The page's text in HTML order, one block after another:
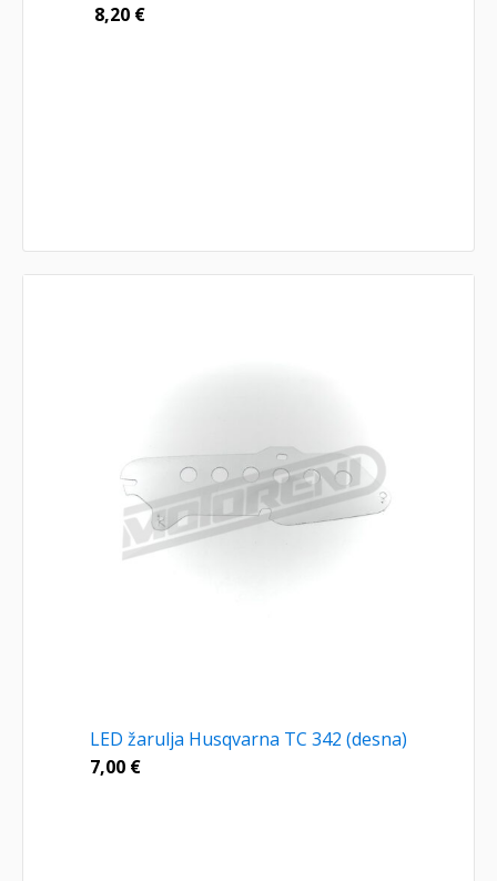
8,20 €
LED žarulja Husqvarna TC 342 (desna)
7,00 €